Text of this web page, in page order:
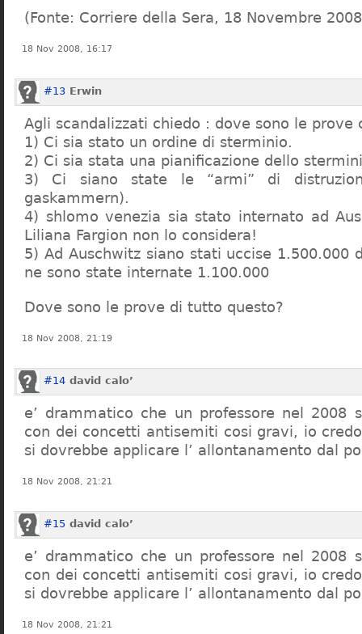
(Fonte: Corriere della Sera, 18 Novembre
18 Nov 2008, 16:17
#13 Erwin
Agli scandalizzati chiedo : dove sono le prove
1) Ci sia stato un ordine di sterminio.
2) Ci sia stata una pianificazione dello
3) Ci siano state le “armi” di
gaskammern).
4) shlomo venezia sia stato internato ad
Liliana Fargion non lo considera!
5) Ad Auschwitz siano stati uccise 1.500.000
ne sono state internate 1.100.000
Dove sono le prove di tutto questo?
18 Nov 2008, 21:19
#14 david calo’
e’ drammatico che un professore nel 2008
con dei concetti antisemiti cosi gravi, io
si dovrebbe applicare l’ allontanamento dal
18 Nov 2008, 21:21
#15 david calo’
e’ drammatico che un professore nel 2008
con dei concetti antisemiti cosi gravi, io
si dovrebbe applicare l’ allontanamento dal
18 Nov 2008, 21:21